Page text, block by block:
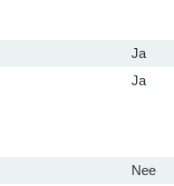
Ja
Ja
Nee